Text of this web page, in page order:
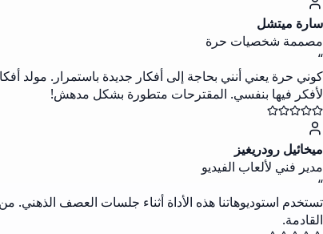
سارة ميتشل
مصممة شخصيات حرة
“
كوني حرة يعني أنني بحاجة إلى أفكار جديدة باستمرار.
لأفكر فيها بنفسي. المقترحات متطورة بشكل مدهش!
ميخائيل رودريغيز
مدير فني لألعاب الفيديو
“
تستخدم استوديوهاتنا هذه الأداة أثناء جلسات العصف الذهني.
القادمة.